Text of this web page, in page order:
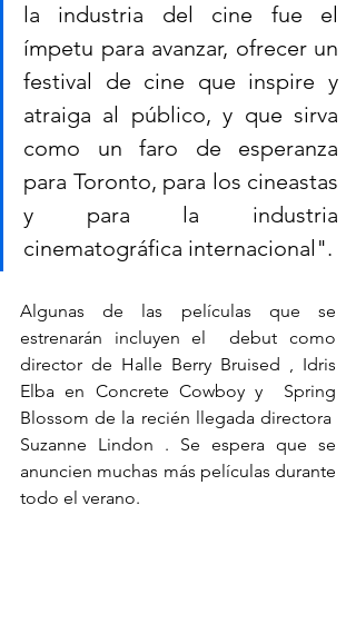
la industria del cine fue el
ímpetu para avanzar, ofrecer un
festival de cine que inspire y
atraiga al público, y que sirva
como un faro de esperanza
para Toronto, para los cineastas
y para la industria
cinematográfica internacional".
Algunas de las películas que se
estrenarán incluyen el  debut como
director de Halle Berry Bruised , Idris
Elba en Concrete Cowboy y  Spring
Blossom de la recién llegada directora
Suzanne Lindon . Se espera que se
anuncien muchas más películas durante
todo el verano.